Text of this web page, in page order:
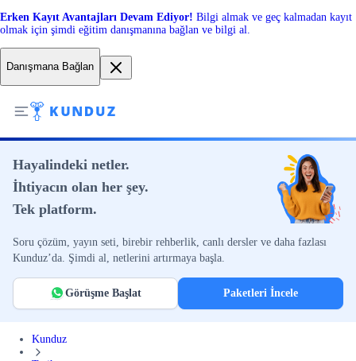
Erken Kayıt Avantajları Devam Ediyor! Bilgi almak ve geç kalmadan kayıt
olmak için şimdi eğitim danışmanına bağlan ve bilgi al.
Danışmana Bağlan
Hayalindeki netler.
İhtiyacın olan her şey.
Tek platform.
Soru çözüm, yayın seti, birebir rehberlik, canlı dersler ve daha fazlası
Kunduz’da. Şimdi al, netlerini artırmaya başla.
Görüşme Başlat Paketleri İncele
Kunduz